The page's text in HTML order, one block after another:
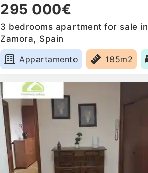
295 000€
3 bedrooms apartment for sale in
Zamora, Spain
Appartamento
185m2